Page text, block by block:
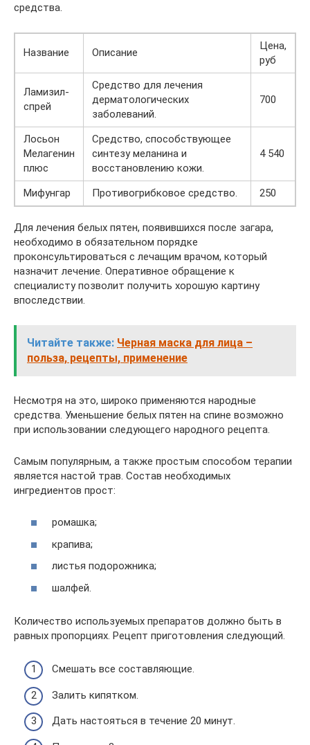
средства.
Название Описание
Цена,
руб
Ламизил-
спрей
Средство для лечения
дерматологических
заболеваний.
700
Лосьон
Мелагенин
плюс
Средство, способствующее
синтезу меланина и
восстановлению кожи.
4 540
Мифунгар Противогрибковое средство. 250
Для лечения белых пятен, появившихся после загара,
необходимо в обязательном порядке
проконсультироваться с лечащим врачом, который
назначит лечение. Оперативное обращение к
специалисту позволит получить хорошую картину
впоследствии.
Читайте также: Черная маска для лица –
польза, рецепты, применение
Несмотря на это, широко применяются народные
средства. Уменьшение белых пятен на спине возможно
при использовании следующего народного рецепта.
Самым популярным, а также простым способом терапии
является настой трав. Состав необходимых
ингредиентов прост:
ромашка;
крапива;
листья подорожника;
шалфей.
Количество используемых препаратов должно быть в
равных пропорциях. Рецепт приготовления следующий.
Смешать все составляющие.
Залить кипятком.
Дать настояться в течение 20 минут.